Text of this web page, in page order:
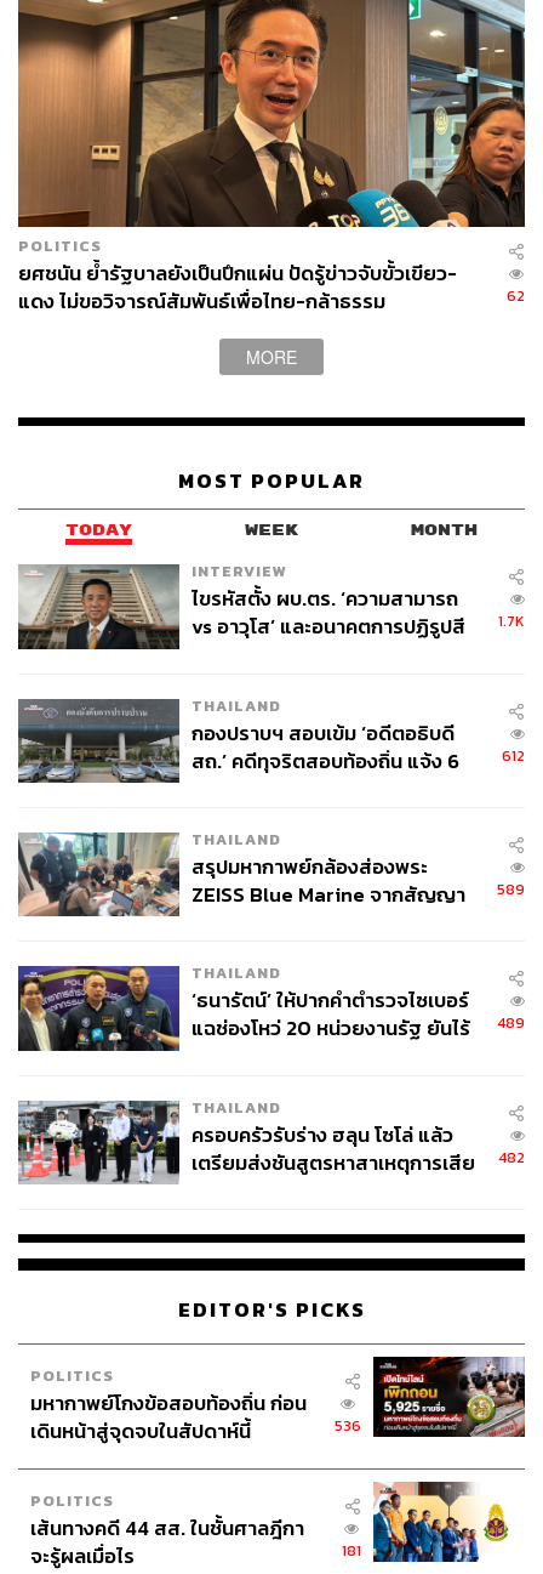
POLITICS
ยศชนัน ย้ำรัฐบาลยังเป็นปึกแผ่น ปัดรู้ข่าวจับขั้วเขียว-
แดง ไม่ขอวิจารณ์สัมพันธ์เพื่อไทย-กล้าธรรม
62
MORE
MOST POPULAR
TODAY WEEK MONTH
INTERVIEW
ไขรหัสตั้ง ผบ.ตร. ‘ความสามารถ
vs อาวุโส’ และอนาคตการปฏิรูปสี
1.7K
THAILAND
กองปราบฯ สอบเข้ม ‘อดีตอธิบดี
สถ.’ คดีทุจริตสอบท้องถิ่น แจ้ง 6
612
THAILAND
สรุปมหากาพย์กล้องส่องพระ
ZEISS Blue Marine จากสัญญา
จ่ายหนี้-แอบระบุแบรนด์
589
THAILAND
‘ธนารัตน์’ ให้ปากคำตำรวจไซเบอร์
แฉช่องโหว่ 20 หน่วยงานรัฐ ยันไร้
489
THAILAND
ครอบครัวรับร่าง ฮลุน โซโล่ แล้ว
เตรียมส่งชันสูตรหาสาเหตุการเสีย
482
EDITOR'S PICKS
POLITICS
มหากาพย์โกงข้อสอบท้องถิ่น ก่อน
เดินหน้าสู่จุดจบในสัปดาห์นี้
536
POLITICS
เส้นทางคดี 44 สส. ในชั้นศาลฎีกา
จะรู้ผลเมื่อไร
181